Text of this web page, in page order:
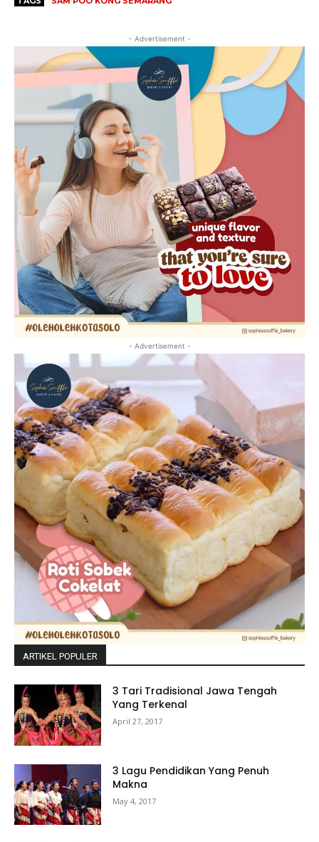
- Advertisement -
- Advertisement -
ARTIKEL POPULER
3 Tari Tradisional Jawa Tengah
Yang Terkenal
April 27, 2017
3 Lagu Pendidikan Yang Penuh
Makna
May 4, 2017